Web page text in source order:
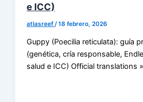
e ICC)
atlasreef /18 febrero, 2026
Guppy (Poecilia reticulata): guía
(genética, cría responsable,
salud e ICC) Official translations